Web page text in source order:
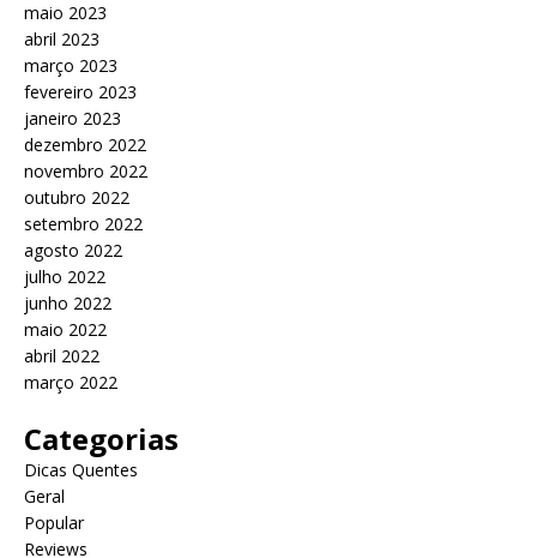
maio 2023
abril 2023
março 2023
fevereiro 2023
janeiro 2023
dezembro 2022
novembro 2022
outubro 2022
setembro 2022
agosto 2022
julho 2022
junho 2022
maio 2022
abril 2022
março 2022
Categorias
Dicas Quentes
Geral
Popular
Reviews